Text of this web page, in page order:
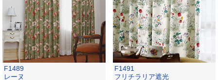
F1489
レーヌ
F1491
フリチラリア遮光